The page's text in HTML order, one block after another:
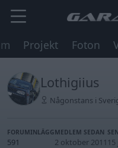
Projekt Foton
Lothigiius
Någonstans i
FORUMINLÄGG
591
MEDLEM SEDAN
2 oktober 2011